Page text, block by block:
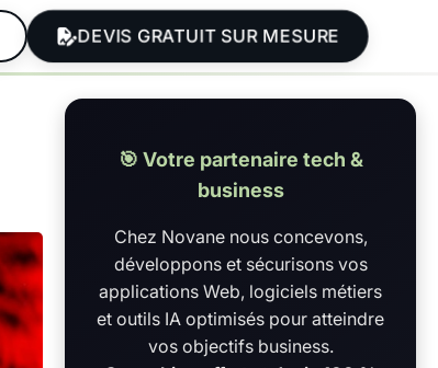
DEVIS GRATUIT SUR MESURE
🎯 Votre partenaire tech &
business
Chez Novane nous concevons,
développons et sécurisons vos
applications Web, logiciels métiers
et outils IA optimisés pour atteindre
vos objectifs business.